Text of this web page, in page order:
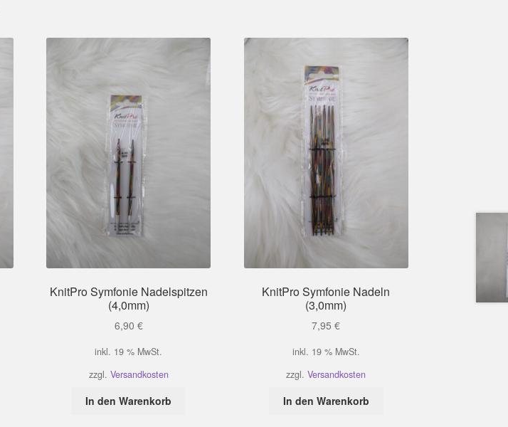
KnitPro Symfonie Nadelspitzen
(4,0mm)
6,90 €
inkl. 19 % MwSt.
zzgl. Versandkosten
In den Warenkorb
KnitPro Symfonie Nadeln
(3,0mm)
7,95€
inkl. 19 % MwSt.
zzgl.Versandkosten
In den Warenkorb